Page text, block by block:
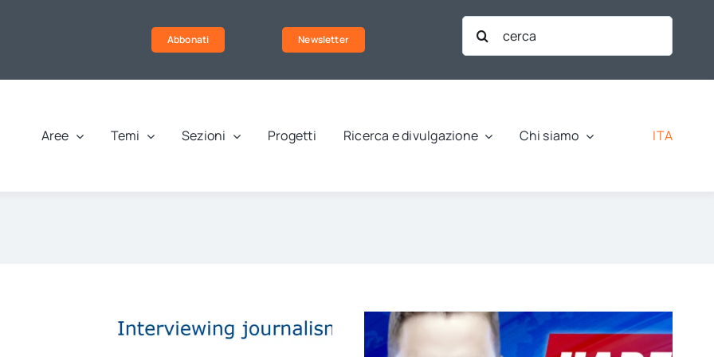
Abbonati Newsletter
Cerca
per:
Aree Temi Sezioni Progetti Ricerca e divulgazione Chi siamo ITA